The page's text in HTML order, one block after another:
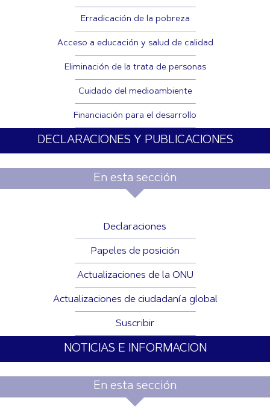
Erradicación de la pobreza
Acceso a educación y salud de calidad
Eliminación de la trata de personas
Cuidado del medioambiente
Financiación para el desarrollo
DECLARACIONES Y PUBLICACIONES
En esta sección
Declaraciones
Papeles de posición
Actualizaciones de la ONU
Actualizaciones de ciudadanía global
Suscribir
NOTICIAS E INFORMACION
En esta sección